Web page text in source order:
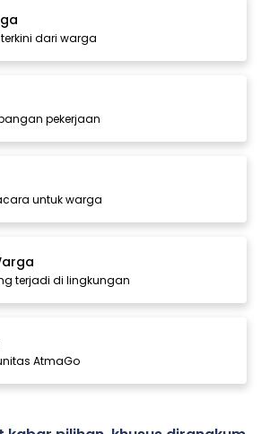
dari warga
pekerjaan
untuk warga
terjadi di lingkungan
AtmaGo